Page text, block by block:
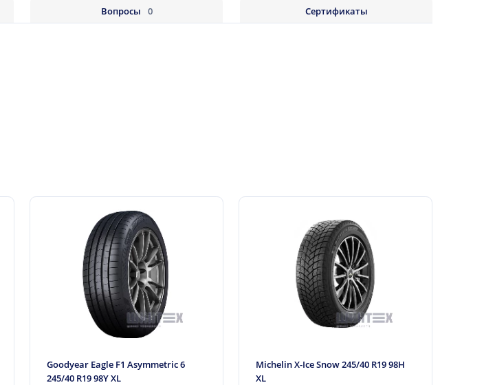
Вопросы 0 Сертификаты
Goodyear Eagle F1 Asymmetric 6
245/40 R19 98Y XL
Michelin X-Ice Snow 245/40 R19 98H
XL